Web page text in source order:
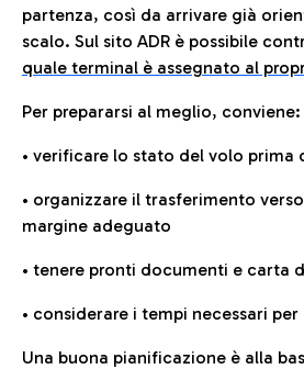
partenza, così da arrivare già
scalo. Sul sito ADR è possibile
quale terminal è assegnato al
Per prepararsi al meglio, conviene:
• verificare lo stato del volo prima
• organizzare il trasferimento
margine adeguato
• tenere pronti documenti e carta
• considerare i tempi necessari
Una buona pianificazione è alla